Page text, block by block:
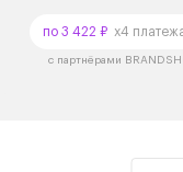
по 3 422 ₽ x4
с партнёрами